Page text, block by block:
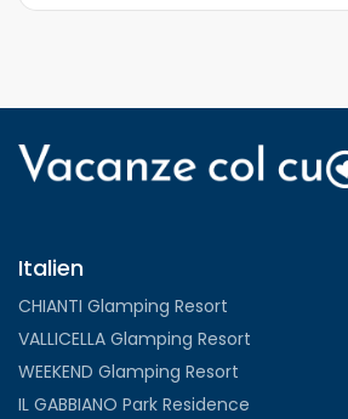
Italien
CHIANTI Glamping Resort
VALLICELLA Glamping Resort
WEEKEND Glamping Resort
IL GABBIANO Park Residence